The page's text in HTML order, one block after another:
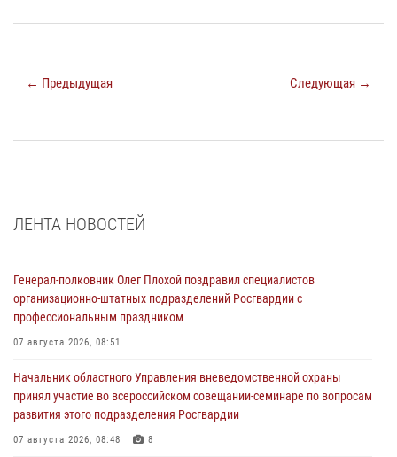
← Предыдущая Следующая →
ЛЕНТА НОВОСТЕЙ
Генерал-полковник Олег Плохой поздравил специалистов
организационно-штатных подразделений Росгвардии с
профессиональным праздником
07 августа 2026, 08:51
Начальник областного Управления вневедомственной охраны
принял участие во всероссийском совещании-семинаре по вопросам
развития этого подразделения Росгвардии
07 августа 2026, 08:48 8